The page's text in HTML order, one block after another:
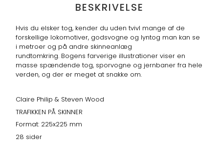
BESKRIVELSE
Hvis du elsker tog, kender du uden tvivl mange af de
forskellige lokomotiver, godsvogne og lyntog man kan se
i metroer og på andre skinneanlæg
rundtomkring. Bogens farverige illustrationer viser en
masse spændende tog, sporvogne og jernbaner fra hele
verden, og der er meget at snakke om.
Claire Philip & Steven Wood
TRAFIKKEN PÅ SKINNER
Format: 225x225 mm
28 sider